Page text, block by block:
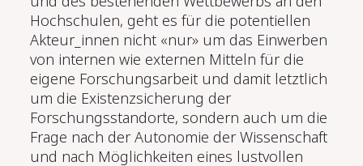
Hochschulen, geht es für die potentiellen
Akteur_innen nicht «nur» um das Einwerben
von internen wie externen Mitteln für die
eigene Forschungsarbeit und damit letztlich
um die Existenzsicherung der
Forschungsstandorte, sondern auch um die
Frage nach der Autonomie der Wissenschaft
und nach Möglichkeiten eines lustvollen